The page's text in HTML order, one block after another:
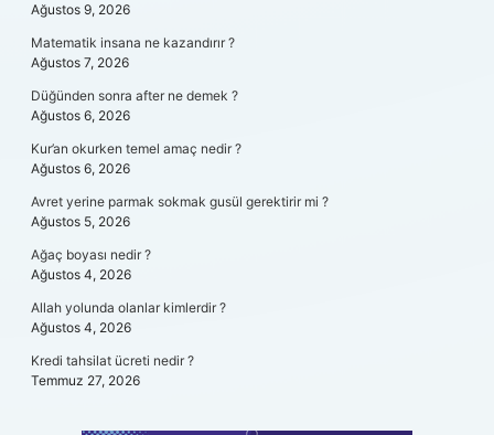
Ağustos 9, 2026
Matematik insana ne kazandırır ?
Ağustos 7, 2026
Düğünden sonra after ne demek ?
Ağustos 6, 2026
Kur’an okurken temel amaç nedir ?
Ağustos 6, 2026
Avret yerine parmak sokmak gusül gerektirir mi ?
Ağustos 5, 2026
Ağaç boyası nedir ?
Ağustos 4, 2026
Allah yolunda olanlar kimlerdir ?
Ağustos 4, 2026
Kredi tahsilat ücreti nedir ?
Temmuz 27, 2026